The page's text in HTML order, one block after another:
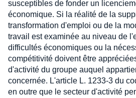
susceptibles de fonder un
économique. Si la réalité de la
transformation d'emploi ou de la
travail est examinée au niveau de
difficultés économiques ou la
compétitivité doivent être
d'activité du groupe auquel
concernée. L'article L. 1233-3 du
en outre que le secteur d'activité